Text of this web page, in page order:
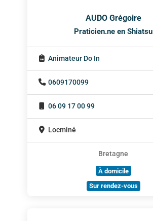
AUDO Grégoire
Praticien.ne en Shiatsu
Animateur Do In
0609170099
06 09 17 00 99
Locminé
Bretagne
À domicile
Sur rendez-vous